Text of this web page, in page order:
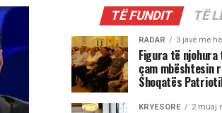
TË FUNDIT TË
RADAR 3 javë më
Figura të
çam mbështesin
Shoqatës
KRYESORE 2 muaj